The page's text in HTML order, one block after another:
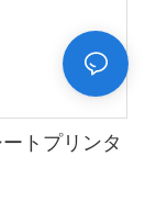
トプリンタ